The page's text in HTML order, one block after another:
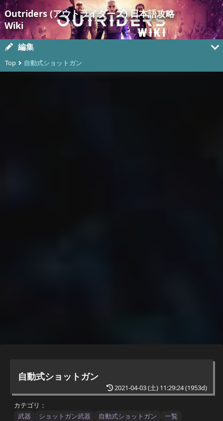
Outriders (アウトライダーズ) 日本語攻略
Wiki
編集
Top 自動式ショットガン
自動式ショットガン
2021-04-03 (土) 11:29:24(1953d)
カテゴリ：
武器
ショットガン武器 自動式ショットガン 一覧